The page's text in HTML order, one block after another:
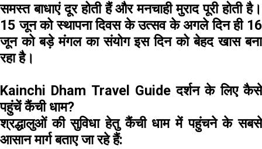
समस्त बाधाएं दूर होती हैं और मनचाही मुराद पूरी होती है।
15 जून को स्थापना दिवस के उत्सव के अगले दिन ही 16
जून को बड़े मंगल का संयोग इस दिन को बेहद खास बना
रहा है।
Kainchi Dham Travel Guide दर्शन के लिए कैसे
पहुंचें कैंची धाम?
श्रद्धालुओं की सुविधा हेतु कैंची धाम में पहुंचने के सबसे
आसान मार्ग बताए जा रहे हैं: